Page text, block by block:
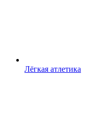
Лёгкая атлетика